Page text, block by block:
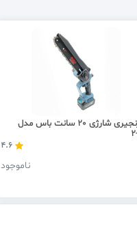
اره زنجیری شارژی 20 سانت باس مدل
4.6
ناموجود